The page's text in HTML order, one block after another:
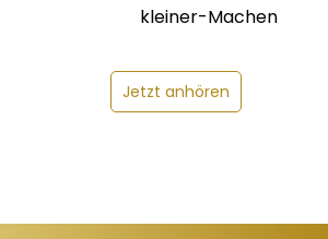
kleiner-Machen
Jetzt anhören